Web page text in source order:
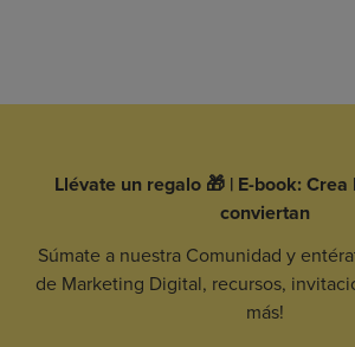
Llévate un regalo 🎁 | E-book:
conviertan
Súmate a nuestra Comunidad y
de Marketing Digital, recursos,
más!